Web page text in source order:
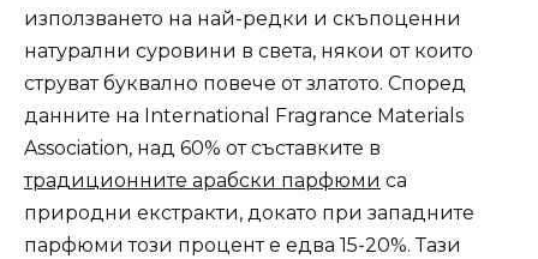
използването на най-редки и скъпоценни
натурални суровини в света, някои от които
струват буквално повече от златото. Според
данните на International Fragrance Materials
Association, над 60% от съставките в
традиционните арабски парфюми са
природни екстракти, докато при западните
парфюми този процент е едва 15-20%. Тази